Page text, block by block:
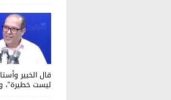
ليست خطيرة"،